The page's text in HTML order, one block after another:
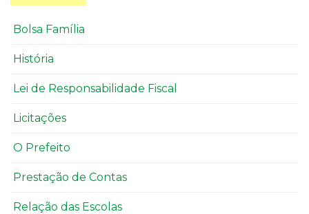
Bolsa Família
História
Lei de Responsabilidade Fiscal
Licitações
O Prefeito
Prestação de Contas
Relação das Escolas